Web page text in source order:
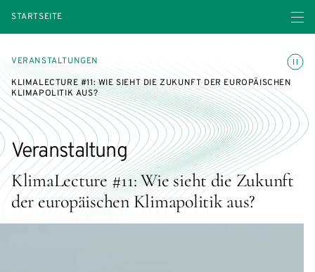
STARTSEITE Menü
VERANSTALTUNGEN
KLIMALECTURE #11: WIE SIEHT DIE ZUKUNFT DER EUROPÄISCHEN
KLIMAPOLITIK AUS?
KlimaLecture #11: Wie sieht die Zukunft
der europäischen Klimapolitik aus?
Veranstaltung